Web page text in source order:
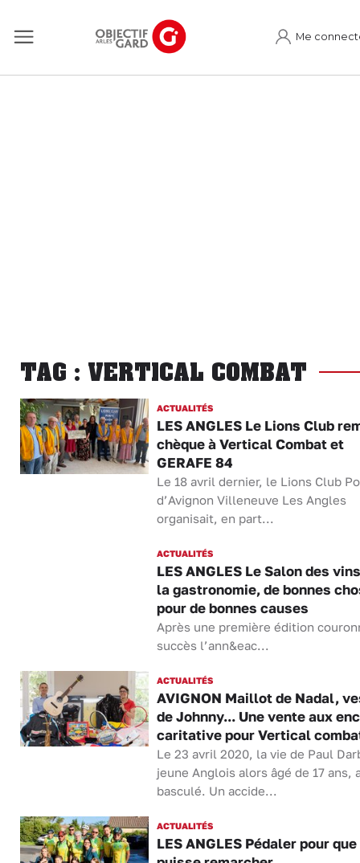
Me
TAG : VERTICAL COMBAT
ACTUALITÉS
LES ANGLES Le Lions Club
chèque à Vertical Combat et
GERAFE 84
Le 18 avril dernier, le Lions Club
d’Avignon Villeneuve Les Angles
organisait, en part...
ACTUALITÉS
LES ANGLES Le Salon des
la gastronomie, de bonnes
pour de bonnes causes
Après une première édition
succès l’ann&eac...
ACTUALITÉS
AVIGNON Maillot de Nadal,
de Johnny... Une vente aux
caritative pour Vertical
Le 23 avril 2020, la vie de Paul
jeune Anglois alors âgé de 17 ans,
basculé. Un accide...
ACTUALITÉS
LES ANGLES Pédaler pour